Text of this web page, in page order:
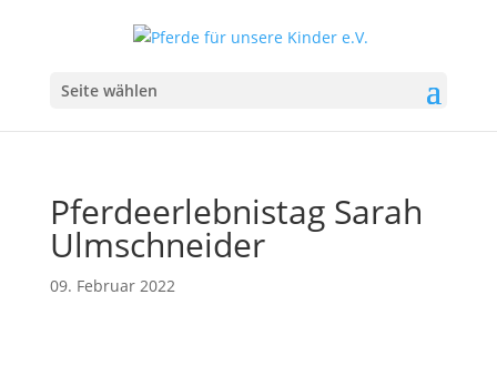
Seite wählen
Pferdeerlebnistag Sarah
Ulmschneider
09. Februar 2022